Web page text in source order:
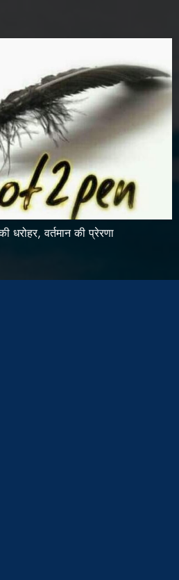
धरोहर, वर्तमान की प्रेरणा